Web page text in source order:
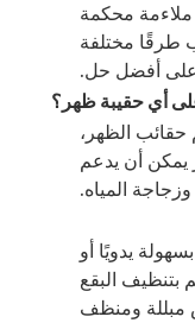
ملاءمة محكمة
طرقًا مختلفة
على أفضل حل.
أي حقيبة ظهر؟
الظهر،
يمكن أن يدعم
المياه.
يدويًا أو
بتنظيف البقع
ومنظف